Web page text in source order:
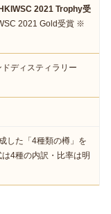
2021 Trophy受
2021 Gold受賞 ※
ディスティラリー
した「4種類の樽」を
4種の内訳・比率は明